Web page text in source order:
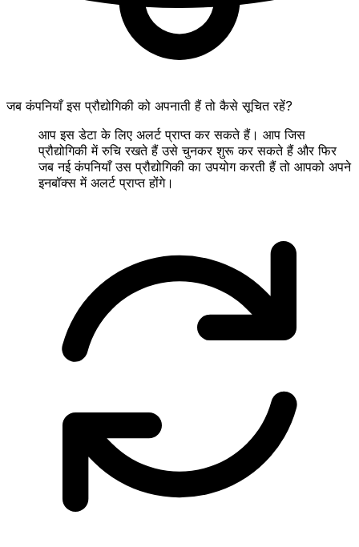
जब कंपनियाँ इस प्रौद्योगिकी को अपनाती हैं तो कैसे सूचित रहें?
आप इस डेटा के लिए अलर्ट प्राप्त कर सकते हैं। आप जिस
प्रौद्योगिकी में रुचि रखते हैं उसे चुनकर शुरू कर सकते हैं और फिर
जब नई कंपनियाँ उस प्रौद्योगिकी का उपयोग करती हैं तो आपको अपने
इनबॉक्स में अलर्ट प्राप्त होंगे।